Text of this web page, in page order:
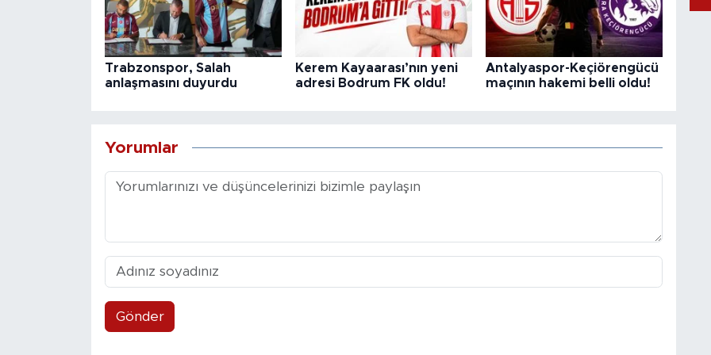
Trabzonspor, Salah
anlaşmasını duyurdu
Kerem Kayaarası’nın yeni
adresi Bodrum FK oldu!
Antalyaspor-Keçiörengücü
maçının hakemi belli oldu!
Yorumlar
Gönder